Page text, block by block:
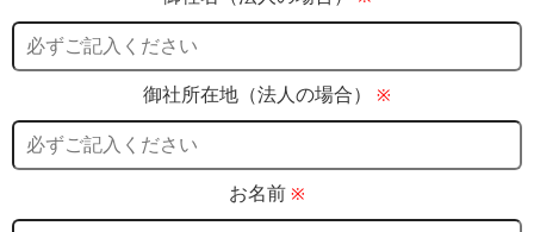
御社所在地（法人の場合） ※
お名前 ※